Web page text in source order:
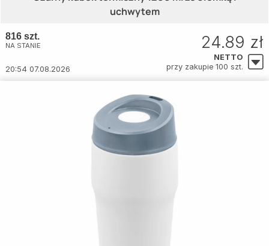
uchwytem
816 szt.
NA STANIE
20:54 07.08.2026
24.89 zł
NETTO
przy zakupie 100 szt.